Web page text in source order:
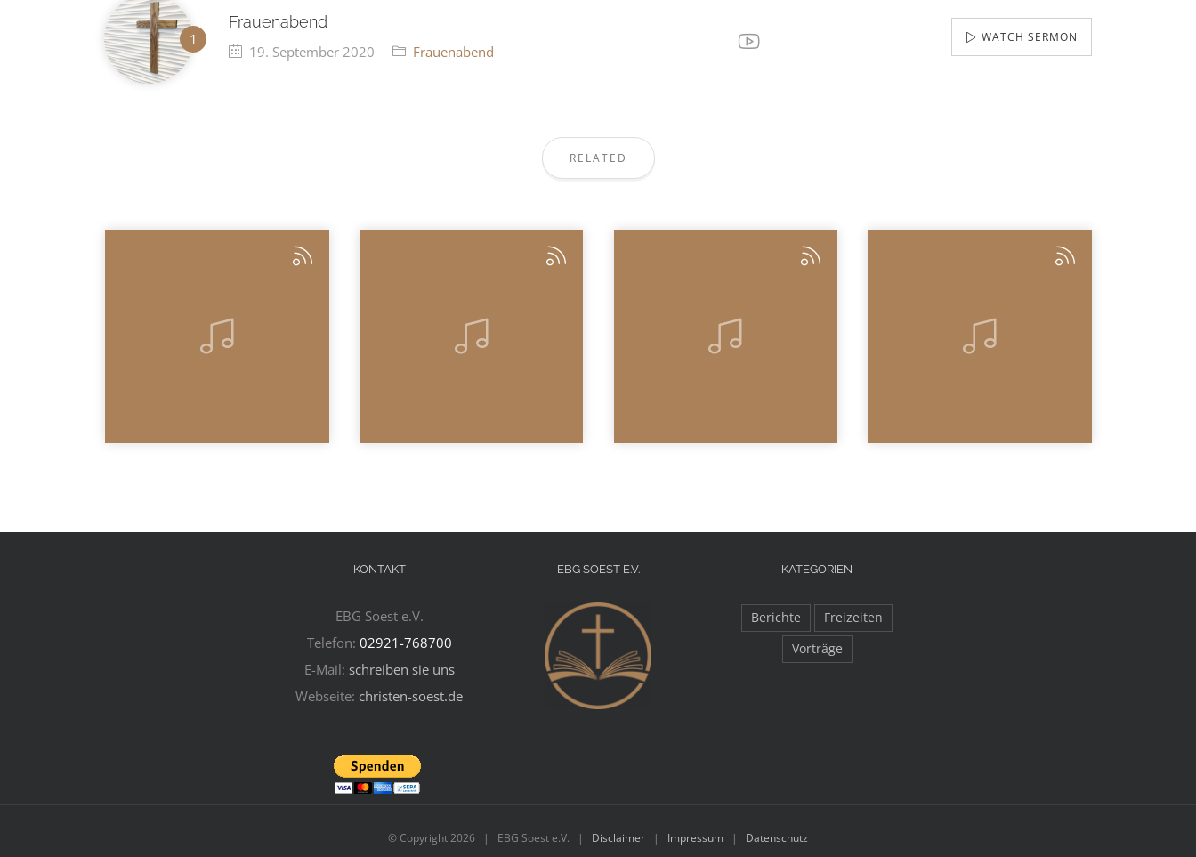
Frauenabend
19. September 2020 Frauenabend
WATCH SERMON
RELATED
KONTAKT
EBG Soest e.V.
Telefon: 02921-768700
E-Mail: schreiben sie uns
Webseite: christen-soest.de
EBG SOEST E.V. KATEGORIEN
Berichte
Freizeiten
Vorträge
© Copyright2026 | EBG Soest e.V. | Disclaimer | Impressum | Datenschutz